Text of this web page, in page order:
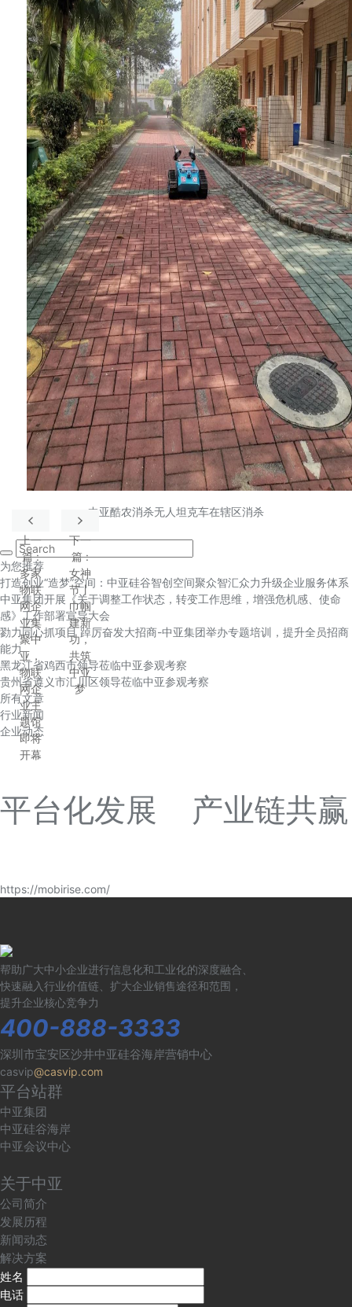
中亚酷农消杀无人坦克车在辖区消杀
上一
篇:
多家
物联
网企
业集
聚中
亚，
物联
网企
业主
题馆
即将
开幕
下一
篇:
女神
节丨
巾帼
建新
功，
共筑
中亚
梦
为您推荐
打造创业“造梦”空间：中亚硅谷智创空间聚众智汇众力升级企业服务体系
中亚集团开展《关于调整工作状态，转变工作思维，增强危机感、使命
感》工作部署宣导大会
勠力同心抓项目 踔厉奋发大招商-中亚集团举办专题培训，提升全员招商
能力
黑龙江省鸡西市领导莅临中亚参观考察
贵州省遵义市汇川区领导莅临中亚参观考察
所有文章
行业新闻
企业动态
平台化发展 产业链共赢
https://mobirise.com/
帮助广大中小企业进行信息化和工业化的深度融合、
快速融入行业价值链、扩大企业销售途径和范围，
提升企业核心竞争力
400-888-3333
深圳市宝安区沙井中亚硅谷海岸营销中心
casvip@casvip.com
平台站群
中亚集团
中亚硅谷海岸
中亚会议中心
关于中亚
公司简介
发展历程
新闻动态
解决方案
姓名
电话